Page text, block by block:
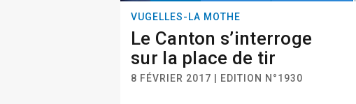
VUGELLES-LA MOTHE
Le Canton s’interroge
sur la place de tir
8 FÉVRIER 2017 | EDITION N°1930